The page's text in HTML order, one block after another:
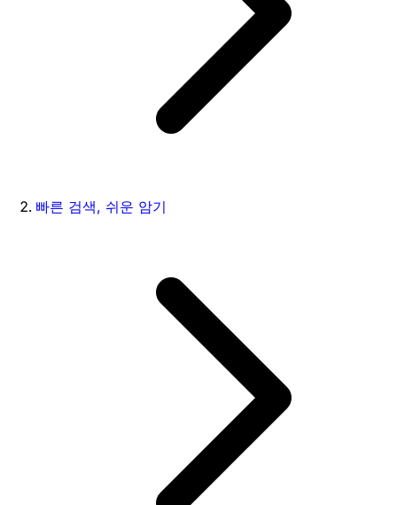
빠른 검색, 쉬운 암기